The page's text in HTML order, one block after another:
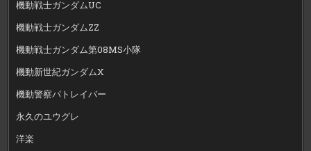
機動戦士ガンダムUC
機動戦士ガンダムZZ
機動戦士ガンダム第08MS小隊
機動新世紀ガンダムX
機動警察パトレイバー
永久のユウグレ
洋楽